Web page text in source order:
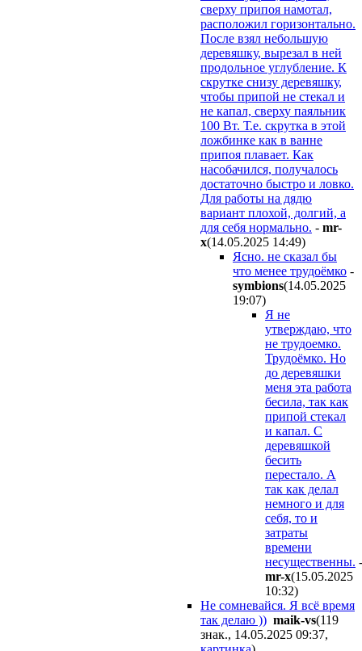
сверху припоя намотал,
расположил горизонтально.
После взял небольшую
деревяшку, вырезал в ней
продольное углубление. К
скрутке снизу деревяшку,
чтобы припой не стекал и
не капал, сверху паяльник
100 Вт. Т.е. скрутка в этой
ложбинке как в ванне
припоя плавает. Как
насобачился, получалось
достаточно быстро и ловко.
Для работы на дядю
вариант плохой, долгий, а
для себя нормально. - mr-
x(14.05.2025 14:49)
Ясно. не сказал бы
что менее трудоёмко -
symbions(14.05.2025
19:07)
Я не
утверждаю, что
не трудоемко.
Трудоёмко. Но
до деревяшки
меня эта работа
бесила, так как
припой стекал
и капал. С
деревяшкой
бесить
перестало. А
так как делал
немного и для
себя, то и
затраты
времени
несущественны. -
mr-x(15.05.2025
10:32)
Не сомневайся. Я всё время
так делаю )) maik-vs(119
знак., 14.05.2025 09:37,